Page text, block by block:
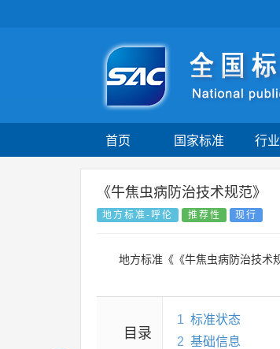
首页 国家标准 行
《牛焦虫病防治技术规范》
地方标准-呼伦 推荐性 现行
地方标准《《牛焦虫病防治技术
目录
1 标准状态
2 基础信息